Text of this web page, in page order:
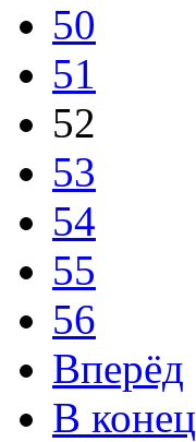
50
51
52
53
54
55
56
Вперёд
В конец